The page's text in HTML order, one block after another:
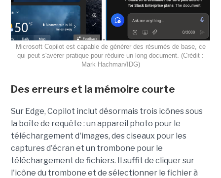
Microsoft Copilot est capable de générer des résumés de base, ce
qui peut s'avérer pratique pour réduire un long document. (Crédit :
Mark Hachman/IDG)
Des erreurs et la mémoire courte
Sur Edge, Copilot inclut désormais trois icônes sous
la boîte de requête : un appareil photo pour le
téléchargement d'images, des ciseaux pour les
captures d'écran et un trombone pour le
téléchargement de fichiers. Il suffit de cliquer sur
l'icône du trombone et de sélectionner le fichier à